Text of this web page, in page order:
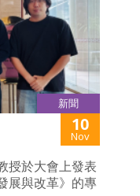
新聞
10
Nov
授於大會上發表
展與改革》的專